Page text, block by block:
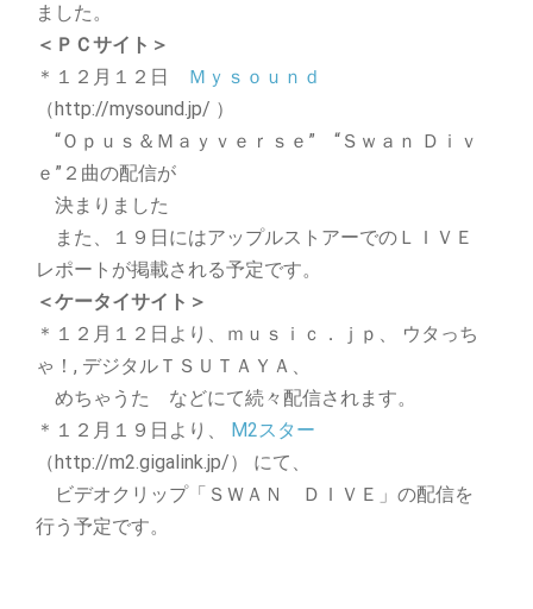
ました。
＜ＰＣサイト＞
＊１２月１２日
Ｍｙｓｏｕｎｄ
（http://mysound.jp/ ）
“Ｏｐｕｓ＆Ｍａｙｖｅｒｓｅ” “Ｓｗａｎ Ｄｉｖ
ｅ”２曲の配信が
決まりました
また、１９日にはアップルストアーでのＬＩＶＥ
レポートが掲載される予定です。
＜ケータイサイト＞
＊１２月１２日より、ｍｕｓｉｃ．ｊｐ、 ウタっち
ゃ！, デジタルＴＳＵＴＡＹＡ、
めちゃうた などにて続々配信されます。
＊１２月１９日より、
M2スター
（http://m2.gigalink.jp/） にて、
ビデオクリップ「ＳＷＡＮ ＤＩＶＥ」の配信を
行う予定です。